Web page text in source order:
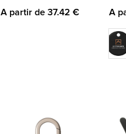
A partir de 37.42 €
A